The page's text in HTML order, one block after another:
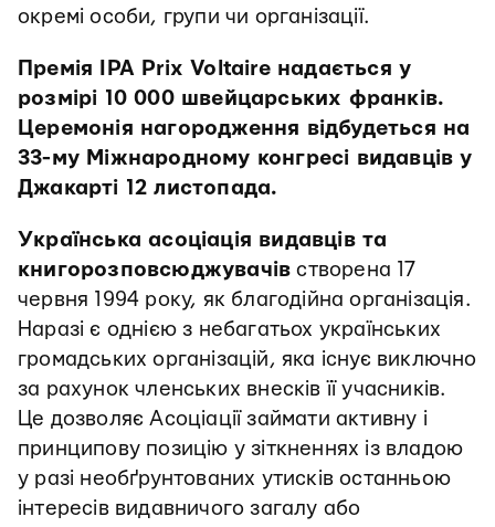
окремі особи, групи чи організації.
Премія IPA Prix Voltaire надається у
розмірі 10 000 швейцарських франків.
Церемонія нагородження відбудеться на
33-му Міжнародному конгресі видавців у
Джакарті 12 листопада.
Українська асоціація видавців та
книгорозповсюджувачів створена 17
червня 1994 року, як благодійна організація.
Наразі є однією з небагатьох українських
громадських організацій, яка існує виключно
за рахунок членських внесків її учасників.
Це дозволяє Асоціації займати активну і
принципову позицію у зіткненнях із владою
у разі необґрунтованих утисків останньою
інтересів видавничого загалу або